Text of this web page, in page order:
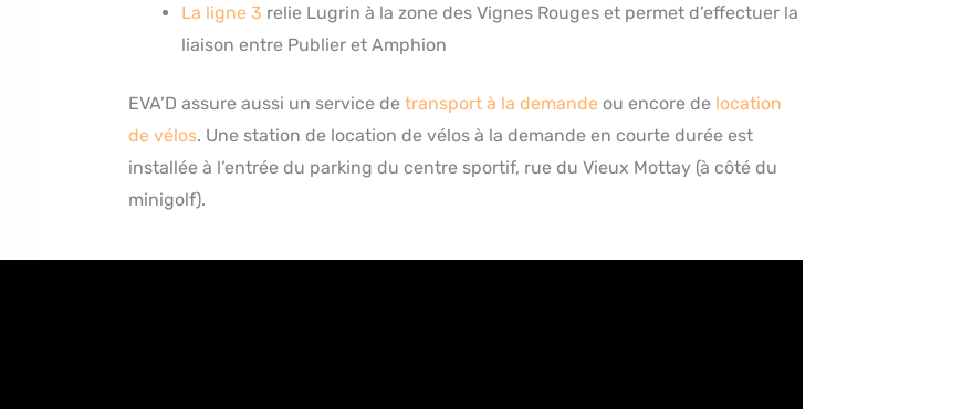
La ligne 3 relie Lugrin à la zone des Vignes Rouges et permet d’effectuer la
liaison entre Publier et Amphion
EVA’D assure aussi un service de transport à la demande ou encore de location
de vélos. Une station de location de vélos à la demande en courte durée est
installée à l’entrée du parking du centre sportif, rue du Vieux Mottay (à côté du
minigolf).